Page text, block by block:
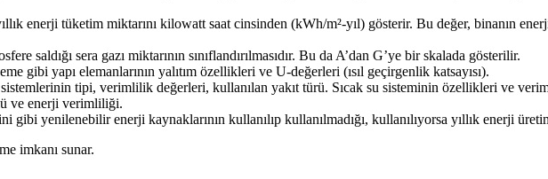
enerji tüketim miktarını kilowatt saat cinsinden (kWh/m²-yıl) gösterir. Bu değer, binanın
saldığı sera gazı miktarının sınıflandırılmasıdır. Bu da A’dan G’ye bir skalada gösterilir.
gibi yapı elemanlarının yalıtım özellikleri ve U-değerleri (ısıl geçirgenlik katsayısı).
sistemlerinin tipi, verimlilik değerleri, kullanılan yakıt türü. Sıcak su sisteminin özellikleri ve
ve enerji verimliliği.
gibi yenilenebilir enerji kaynaklarının kullanılıp kullanılmadığı, kullanılıyorsa yıllık enerji
imkanı sunar.